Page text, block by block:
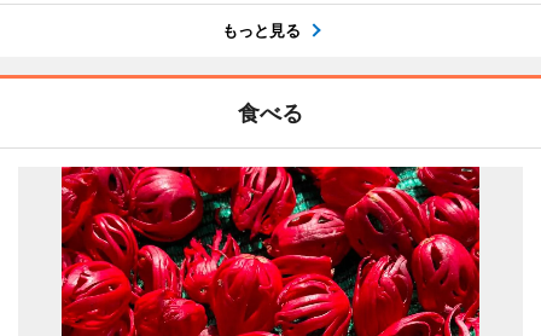
もっと見る
食べる